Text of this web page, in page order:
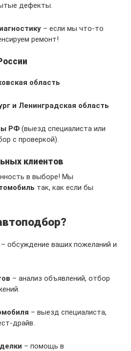
дефекты.
– если мы что-то
ремонт!
область
и Ленинградская область
РФ (выезд специалиста или
с проверкой).
клиентов
в выборе! Мы
так, как если бы
– обсуждение ваших пожеланий и
– анализ объявлений, отбор
– выезд специалиста,
драйв.
– помощь в